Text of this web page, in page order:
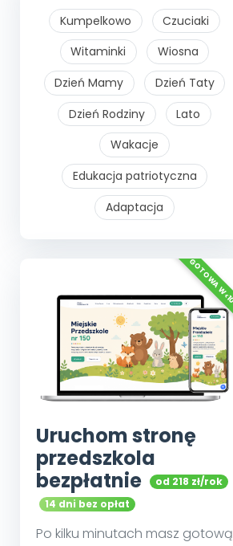
Kumpelkowo
Czuciaki
Witaminki
Wiosna
Dzień Mamy
Dzień Taty
Dzień Rodziny
Lato
Wakacje
Edukacja patriotyczna
Adaptacja
Uruchom stronę
przedszkola
bezpłatnie
od 218 zł/rok
14 dni bez opłat
Po kilku minutach masz gotową